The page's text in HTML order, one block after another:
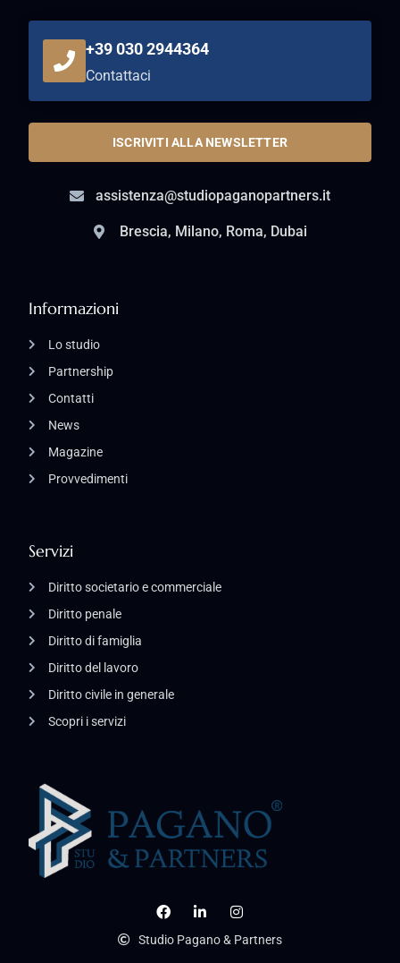
Studio Pagano & Partners
Servizi
Diritto societario e commerciale
Diritto penale
Diritto di famiglia
Diritto del lavoro
Diritto civile in generale
Scopri i servizi
Informazioni
Lo studio
Partnership
Contatti
News
Magazine
Provvedimenti
+39 030 2944364
Contattaci
ISCRIVITI ALLA NEWSLETTER
assistenza@studiopaganopartners.it
Brescia, Milano, Roma, Dubai